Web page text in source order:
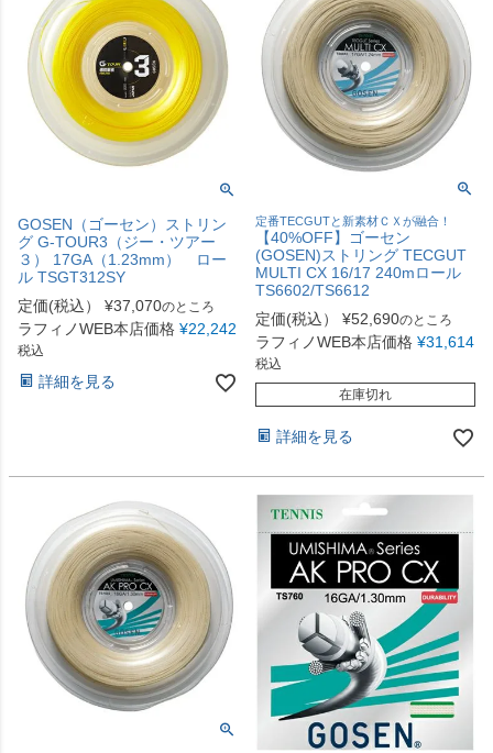
GOSEN（ゴーセン）ストリン
グ G-TOUR3（ジー・ツアー
３） 17GA（1.23mm） ロー
ル TSGT312SY
定価(税込）
¥37,070のところ
ラフィノWEB本店価格 ¥22,242
税込
詳細を見る
定番TECGUTと新素材ＣＸが融合！
【40%OFF】ゴーセン
(GOSEN)ストリング TECGUT
MULTI CX 16/17 240mロール
TS6602/TS6612
定価(税込）
¥52,690のところ
ラフィノWEB本店価格 ¥31,614
税込
在庫切れ
詳細を見る